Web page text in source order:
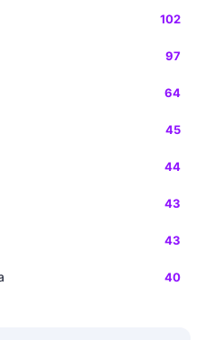
102
97
64
45
44
43
43
40